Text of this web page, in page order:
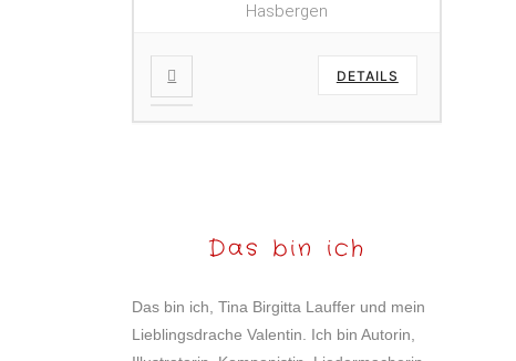
Hasbergen
DETAILS
Das bin ich
Das bin ich, Tina Birgitta Lauffer und mein
Lieblingsdrache Valentin. Ich bin Autorin,